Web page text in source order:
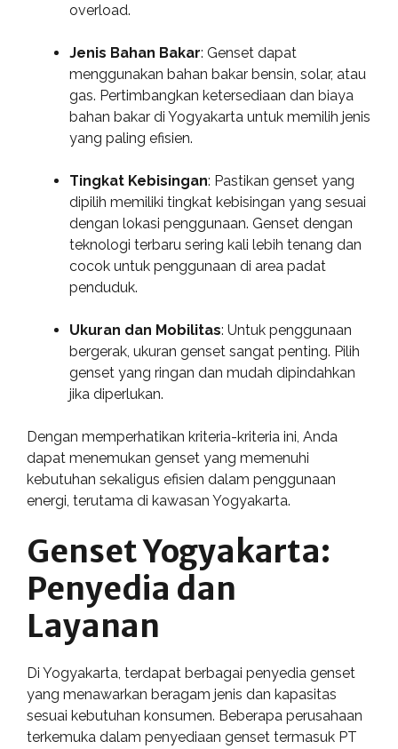
overload.
Jenis Bahan Bakar: Genset dapat
menggunakan bahan bakar bensin, solar, atau
gas. Pertimbangkan ketersediaan dan biaya
bahan bakar di Yogyakarta untuk memilih jenis
yang paling efisien.
Tingkat Kebisingan: Pastikan genset yang
dipilih memiliki tingkat kebisingan yang sesuai
dengan lokasi penggunaan. Genset dengan
teknologi terbaru sering kali lebih tenang dan
cocok untuk penggunaan di area padat
penduduk.
Ukuran dan Mobilitas: Untuk penggunaan
bergerak, ukuran genset sangat penting. Pilih
genset yang ringan dan mudah dipindahkan
jika diperlukan.
Dengan memperhatikan kriteria-kriteria ini, Anda
dapat menemukan genset yang memenuhi
kebutuhan sekaligus efisien dalam penggunaan
energi, terutama di kawasan Yogyakarta.
Genset Yogyakarta:
Penyedia dan
Layanan
Di Yogyakarta, terdapat berbagai penyedia genset
yang menawarkan beragam jenis dan kapasitas
sesuai kebutuhan konsumen. Beberapa perusahaan
terkemuka dalam penyediaan genset termasuk PT